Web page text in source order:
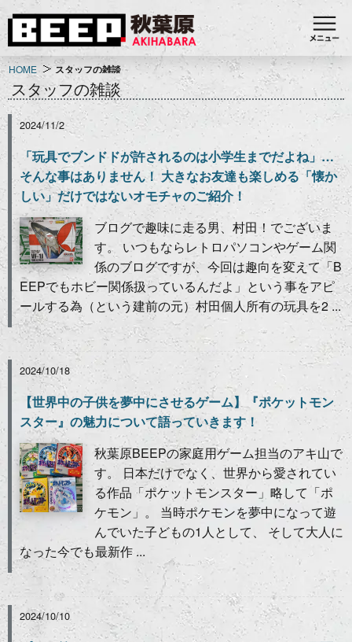
HOME スタッフの雑談
スタッフの雑談
2024/11/2
「玩具でブンドドが許されるのは小学生までだよね」…
そんな事はありません！ 大きなお友達も楽しめる「懐か
しい」だけではないオモチャのご紹介！
ブログで趣味に走る男、村田！でございま
す。 いつもならレトロパソコンやゲーム関
係のブログですが、今回は趣向を変えて「B
EEPでもホビー関係扱っているんだよ」という事をアピ
ールする為（という建前の元）村田個人所有の玩具を2 ...
2024/10/18
【世界中の子供を夢中にさせるゲーム】『ポケットモン
スター』の魅力について語っていきます！
秋葉原BEEPの家庭用ゲーム担当のアキ山で
す。 日本だけでなく、世界から愛されてい
る作品「ポケットモンスター」略して「ポ
ケモン」。 当時ポケモンを夢中になって遊
んでいた子どもの1人として、 そして大人に
なった今でも最新作 ...
2024/10/10